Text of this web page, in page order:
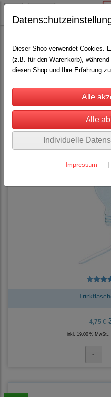
Kleintierbedarf Geflügel / Nager
-35%
4,75 €
inkl. 19,00 % MwSt.,
Dieser Shop verwendet Cookies.
(z.B. für den Warenkorb),
diesen Shop und Ihre Erfahrung
Individuelle
Impressum